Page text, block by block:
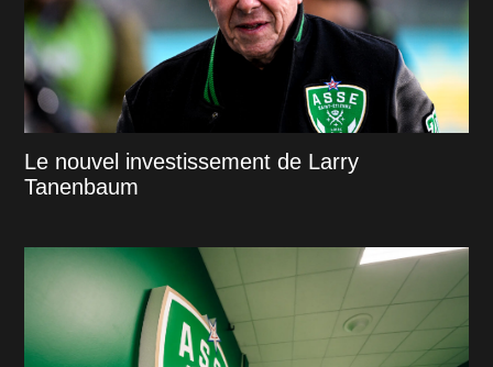
Le nouvel investissement de Larry
Tanenbaum